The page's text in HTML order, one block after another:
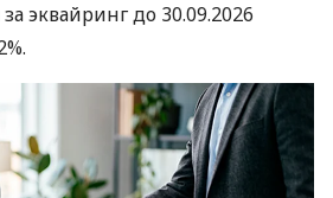
эквайринг до 30.09.2026